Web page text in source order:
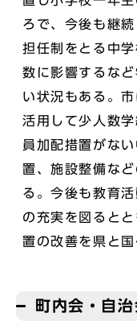
ろで、今後も継
担任制をとる中
数に影響するな
い状況もある。
活用して少人数
員加配措置がな
置、施設整備な
る。今後も教育
の充実を図ると
置の改善を県と国
町内会・自